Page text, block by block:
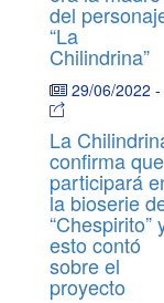
del
“La
Chilindrina”
29/06/2022 -
La
confirma que
participará
la bioserie
“Chespirito”
esto contó
sobre el
proyecto